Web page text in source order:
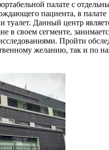
палате с
пациента, в палате
туалет. Данный центр
в своем сегменте,
Пройти
желанию, так и по